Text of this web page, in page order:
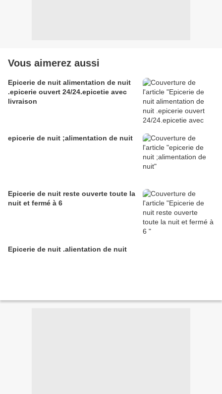
Vous aimerez aussi
Epicerie de nuit alimentation de nuit
.epicerie ouvert 24/24.epicetie avec
livraison
epicerie de nuit ;alimentation de nuit
Epicerie de nuit reste ouverte toute la
nuit et fermé à 6
Epicerie de nuit .alientation de nuit